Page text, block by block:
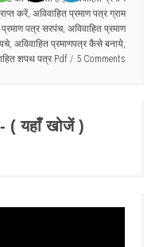
करें, अविवाहित प्रमाण पत्र ग्राम
प्रमाण पत्र सरपंच, अविवाहित प्रमाण
, अविवाहित प्रमाणपत्र कैसे बनाये,
शपथ पत्र Pdf 5 Comments
( यहाँ खोजें )